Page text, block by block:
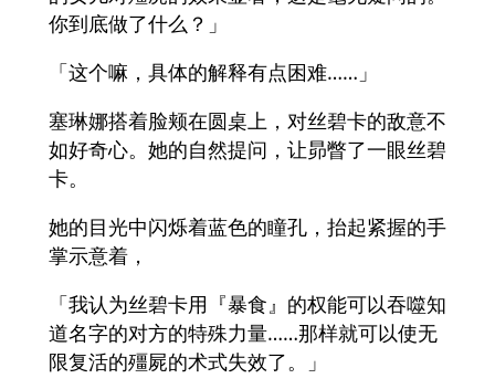
你到底做了什么？」
「这个嘛，具体的解释有点困难……」
塞琳娜搭着脸颊在圆桌上，对丝碧卡的敌意不
如好奇心。她的自然提问，让昴瞥了一眼丝碧
卡。
她的目光中闪烁着蓝色的瞳孔，抬起紧握的手
掌示意着，
「我认为丝碧卡用『暴食』的权能可以吞噬知
道名字的对方的特殊力量……那样就可以使无
限复活的殭屍的术式失效了。」